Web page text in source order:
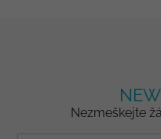
Nezmeškejte